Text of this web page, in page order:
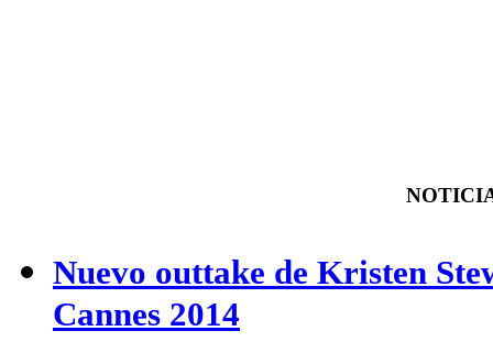
Nuevo outtake de Kristen
Cannes 2014